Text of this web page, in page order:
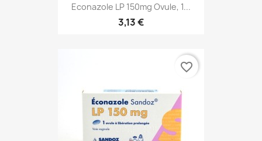
Econazole LP 150mg Ovule, 1...
3,13 €
favorite_border